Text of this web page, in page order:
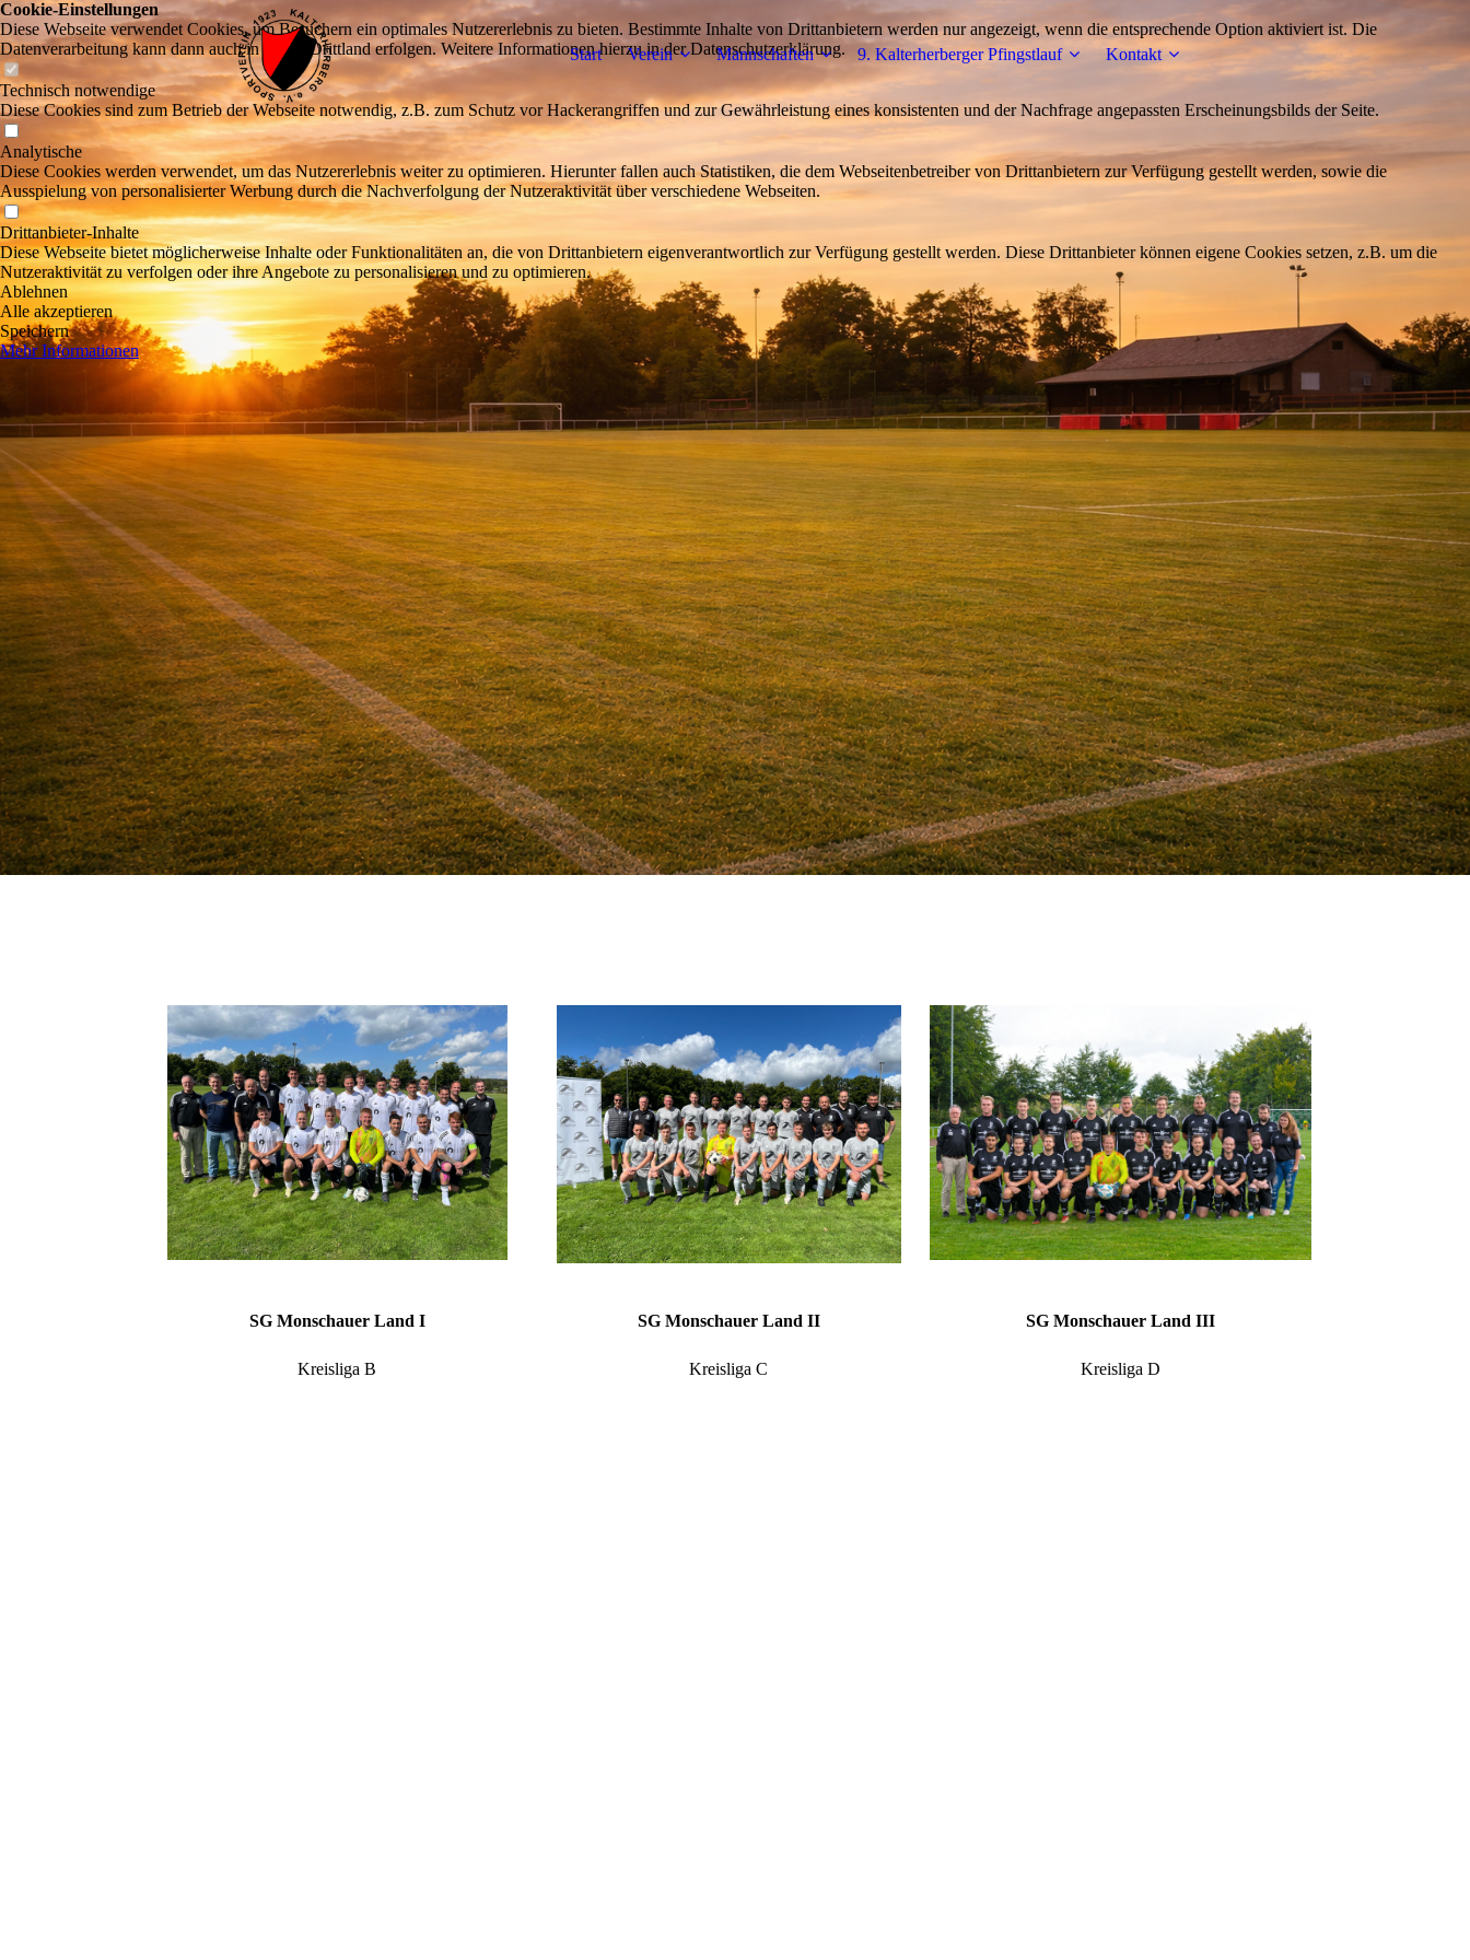
Start Verein Mannschaften 9. Kalterherberger Pfingstlauf Kontakt
SG Monschauer Land I SG Monschauer Land II SG Monschauer Land III
Kreisliga B Kreisliga C Kreisliga D
Cookie-Einstellungen
Diese Webseite verwendet Cookies, um Besuchern ein optimales Nutzererlebnis zu bieten. Bestimmte Inhalte von Drittanbietern werden nur angezeigt, wenn die entsprechende Option aktiviert ist. Die
Datenverarbeitung kann dann auch in einem Drittland erfolgen. Weitere Informationen hierzu in der Datenschutzerklärung.
Technisch notwendige
Diese Cookies sind zum Betrieb der Webseite notwendig, z.B. zum Schutz vor Hackerangriffen und zur Gewährleistung eines konsistenten und der Nachfrage angepassten Erscheinungsbilds der Seite.
Analytische
Diese Cookies werden verwendet, um das Nutzererlebnis weiter zu optimieren. Hierunter fallen auch Statistiken, die dem Webseitenbetreiber von Drittanbietern zur Verfügung gestellt werden, sowie die
Ausspielung von personalisierter Werbung durch die Nachverfolgung der Nutzeraktivität über verschiedene Webseiten.
Drittanbieter-Inhalte
Diese Webseite bietet möglicherweise Inhalte oder Funktionalitäten an, die von Drittanbietern eigenverantwortlich zur Verfügung gestellt werden. Diese Drittanbieter können eigene Cookies setzen, z.B. um die
Nutzeraktivität zu verfolgen oder ihre Angebote zu personalisieren und zu optimieren.
Ablehnen
Alle akzeptieren
Speichern
Mehr Informationen